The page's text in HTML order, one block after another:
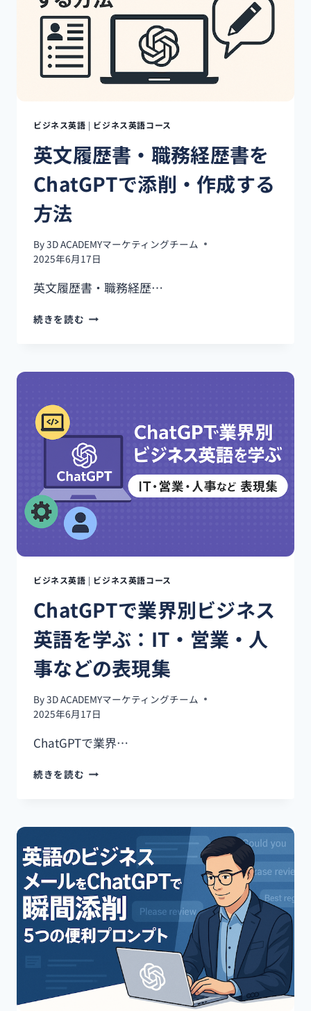
を
学
カ
ア
⇄
フ
ォ
ー
の
変
換
練
習
ビジネス英語 | ビジネス英語コース
英文履歴書・職務経歴書を
ChatGPTで添削・作成する
方法
By3D ACADEMYマーケティングチーム
2025年6月17日
英文履歴書・職務経歴…
続きを読む
書・
書
を
CHATGPT
で
添
削・
作
る
法
ビジネス英語 | ビジネス英語コース
ChatGPTで業界別ビジネス
英語を学ぶ：IT・営業・人
事などの表現集
By3D ACADEMYマーケティングチーム
2025年6月17日
ChatGPTで業界…
続きを読む CHATGPT
別
ジ
ネ
ス
英
語
を
学
営